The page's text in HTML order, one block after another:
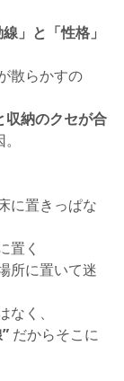
散らかすの
収納のクセが合
に置きっぱな
置く
所に置いて迷
く、
だからそこに